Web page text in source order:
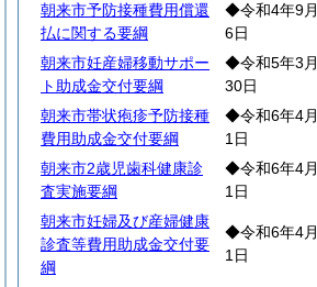
朝来市予防接種費用償還
払に関する要綱
◆令和4年9月
6日
朝来市妊産婦移動サポー
ト助成金交付要綱
◆令和5年3月
30日
朝来市帯状疱疹予防接種
費用助成金交付要綱
◆令和6年4月
1日
朝来市2歳児歯科健康診
査実施要綱
◆令和6年4月
1日
朝来市妊婦及び産婦健康
診査等費用助成金交付要
綱
◆令和6年4月
1日